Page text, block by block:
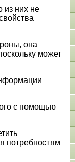
из них не
она
может
с помощью
потребностям